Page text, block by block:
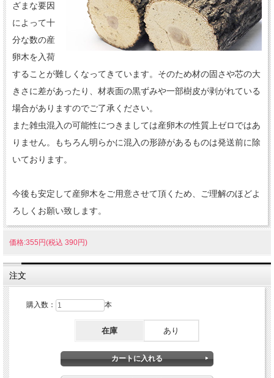
ざまな要因
によって十
分な数の産
卵木を入荷
することが難しくなってきています。そのため材の固さや芯の大
きさに差があったり、材表面の黒ずみや一部樹皮が剥がれている
場合がありますのでご了承ください。
また雑虫混入の可能性につきましては産卵木の性質上ゼロではあ
りません。もちろん明らかに混入の形跡があるものは発送前に除
いております。
今後も安定して産卵木をご用意させて頂くため、ご理解のほどよ
ろしくお願い致します。
価格:355円(税込 390円)
注文
購入数： 本
在庫 あり